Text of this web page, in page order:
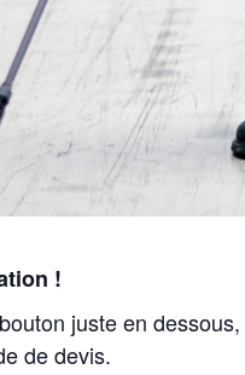
!
juste en
de devis.